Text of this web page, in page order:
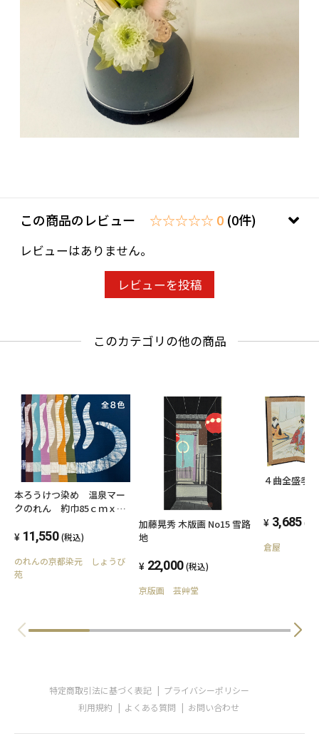
この商品のレビュー ☆☆☆☆☆ 0 (0件)
レビューはありません。
レビューを投稿
このカテゴリの他の商品
本ろうけつ染め 温泉マー
クのれん 約巾85ｃｍｘ丈
も、日本のお風呂温泉気分
ドブルー・ローズ・紺・
青・エンジ・ベージュ・カ
11,550 (税込)
のれんの京都染元 しょうび
苑
加藤晃秀 木版画 No15 雪路
地
22,000 (税込)
京版画 芸艸堂
４曲全盛季
3,685 (税
倉屋
特定商取引法に基づく表記
プライバシーポリシー
利用規約
よくある質問 お問い合わせ